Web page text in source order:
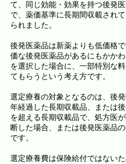
て、同じ効能・効果を持つ後発
で、薬価基準に長期間収載され
られました。
後発医薬品は新薬よりも低価格
価な後発医薬品があるにもかか
を選択した場合に、一部特別な
てもらうという考え方です。
選定療養の対象となるのは、後
年経過した長期収載品、または
を超える長期収載品で、処方医
断した場合、または後発医薬品
です。
選定療養費は保険給付ではない